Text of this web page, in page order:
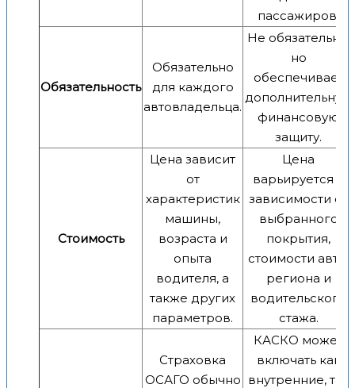
пассажиров.
Обязательность
Обязательно
для каждого
автовладельца.
Не обязательно,
но
обеспечивает
дополнительную
финансовую
защиту.
Стоимость
Цена зависит
от
характеристик
машины,
возраста и
опыта
водителя, а
также других
параметров.
Цена
варьируется в
зависимости от
выбранного
покрытия,
стоимости авто,
региона и
водительского
стажа.
Страховка
ОСАГО обычно
КАСКО может
включать как
внутренние, так